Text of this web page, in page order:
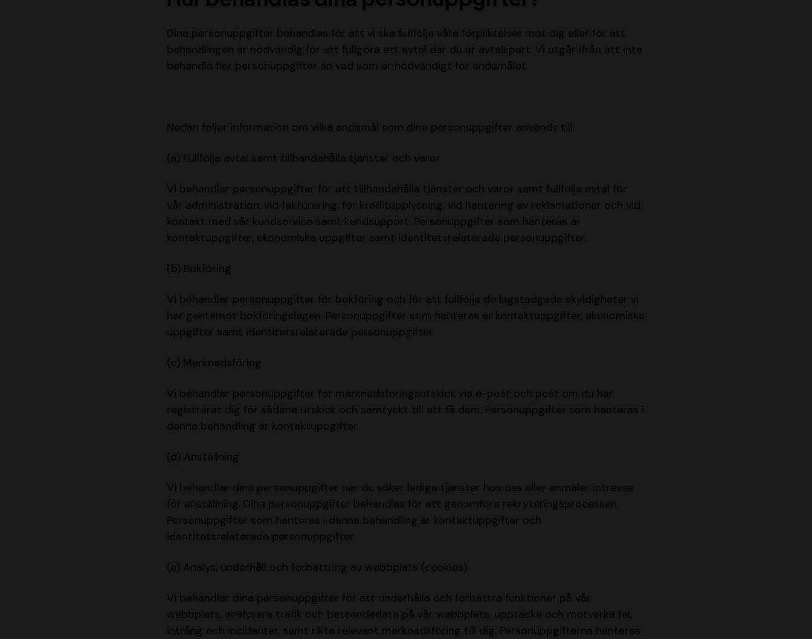
Dina personuppgifter behandlas för att vi ska fullfölja våra förpliktelser mot dig eller för att
behandlingen är nödvändig för att fullgöra ett avtal där du är avtalspart. Vi utgår ifrån att inte
behandla fler personuppgifter än vad som är nödvändigt för ändamålet.
Nedan följer information om vilka ändamål som dina personuppgifter används till.
(a) Fullfölja avtal samt tillhandahålla tjänster och varor
Vi behandlar personuppgifter för att tillhandahålla tjänster och varor samt fullfölja avtal för
vår administration, vid fakturering, för kreditupplysning, vid hantering av reklamationer och vid
kontakt med vår kundservice samt kundsupport. Personuppgifter som hanteras är
kontaktuppgifter, ekonomiska uppgifter samt identitetsrelaterade personuppgifter.
(b) Bokföring
Vi behandlar personuppgifter för bokföring och för att fullfölja de lagstadgade skyldigheter vi
har gentemot bokföringslagen. Personuppgifter som hanteras är kontaktuppgifter, ekonomiska
uppgifter samt identitetsrelaterade personuppgifter.
(c) Marknadsföring
Vi behandlar personuppgifter för marknadsföringsutskick via e-post och post om du har
registrerat dig för sådana utskick och samtyckt till att få dem. Personuppgifter som hanteras i
denna behandling är kontaktuppgifter.
(d) Anställning
Vi behandlar dina personuppgifter när du söker lediga tjänster hos oss eller anmäler intresse
för anställning. Dina personuppgifter behandlas för att genomföra rekryteringsprocessen.
Personuppgifter som hanteras i denna behandling är kontaktuppgifter och
identitetsrelaterade personuppgifter.
(e) Analys, underhåll och förbättring av webbplats (cookies)
Vi behandlar dina personuppgifter för att underhålla och förbättra funktioner på vår
webbplats, analysera trafik och beteendedata på vår webbplats, upptäcka och motverka fel,
intrång och incidenter, samt rikta relevant marknadsföring till dig. Personuppgifterna hanteras